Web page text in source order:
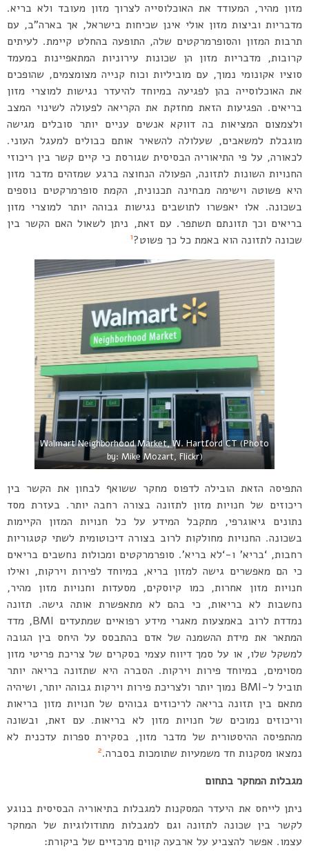
מזון מהיר, המעודד את האוכלוסייה לצרוך מזון מעובד ולא בריא.
מדבריות וביצות מזון אולי אינן שכיחות בישראל, אך בארה”ב, עם
תרבות המזון והסופרמרקטים שלה, התופעה בהחלט קיימת. לעיתים
קרובות, מדבריות מזון הן שכונות עירוניות המתאפיינות במעמד
סוציו אקונומי נמוך, עם מוביליות וכוח קנייה מצומצמים, שהופכים
את האוכלוסייה בהן לפגיעה במיוחד להיעדר נגישות למוצרי מזון
בריאים. הפגיעות הזאת מחזקת את הקריאה לפעולה לשינוי המצב
ולצמצום המציאות בה דווקא אנשים עניים יותר סובלים מגישה
מוגבלת למשאבים, שעלולה להשאיר אותם כבולים למעגל העוני.
לכאורה, על פי התיאוריה הבסיסית שגורסת כי קיים קשר בין ריכוזי
החנויות השונות לתזונה, הפעולה הנחוצה ברגע שמזהים מדבר מזון
היא פשוטה וישימה מבחינה תכנונית, הקמת סופרמרקטים נוספים
בשכונה. אלו יאפשרו לתושבים נגישות גבוהה יותר למוצרי מזון
בריאים וכך תזונתם תשתפר. עם זאת, ניתן לשאול האם הקשר בין
שכונה לתזונה הוא באמת כל כך פשוט?1
Walmart Neighborhood Market, W. Hartford CT (Photo
by: Mike Mozart, Flickr)
התפיסה הזאת הובילה לדפוס מחקר ששואף לבחון את הקשר בין
ריכוזים של חנויות מזון לתזונה בצורה רחבה יותר. בעזרת מסד
נתונים גיאוגרפי, מתקבל המידע על כל חנויות המזון הקיימות
בשכונה. החנויות מחולקות לרוב בצורה דיכוטומית לשתי קטגוריות
רחבות, ‘בריא’ ו-‘לא בריא’. סופרמרקטים ומכולות נחשבים בריאים
כי הם מאפשרים גישה למזון בריא, במיוחד לפירות וירקות, ואילו
חנויות מזון אחרות, כמו קיוסקים, מסעדות וחנויות מזון מהיר,
נחשבות לא בריאות, כי בהם לא מתאפשרת אותה גישה. תזונה
נמדדת לרוב באמצעות מאגרי מידע רפואיים שמתעדים BMI, מדד
המתאר את מידת ההשמנה של אדם בהתבסס על היחס בין הגובה
למשקל שלו, או על סמך דיווח עצמי בסקרים של צריכת פריטי מזון
מסוימים, במיוחד פירות וירקות. הסברה היא שתזונה בריאה יותר
תוביל ל-BMI נמוך יותר ולצריכת פירות וירקות גבוהה יותר, ושיהיה
מתאם בין תזונה בריאה לריכוזים גבוהים של חנויות מזון בריאות
וריכוזים נמוכים של חנויות מזון לא בריאות. עם זאת, ובשונה
מהתפיסה ההיסטורית של מדבר מזון, בסקירת ספרות עדכנית לא
נמצאו מסקנות חד משמעיות שתומכות בסברה.2
מגבלות המחקר בתחום
ניתן לייחס את היעדר המסקנות למגבלות בתיאוריה הבסיסית בנוגע
לקשר בין שכונה לתזונה וגם למגבלות מתודולוגיות של המחקר
עצמו. אפשר להצביע על ארבעה קווים מרכזיים של ביקורת: